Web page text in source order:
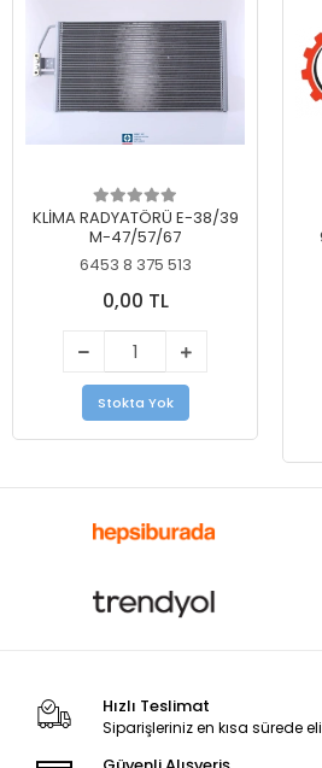
KLİMA RADYATÖRÜ E-38/39
M-47/57/67
6453 8 375 513
0,00 TL
Stokta Yok
Hızlı Teslimat
Siparişleriniz en kısa sürede